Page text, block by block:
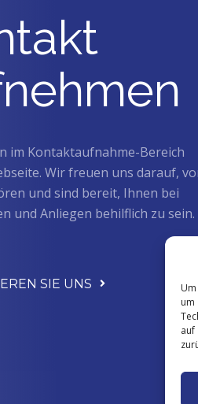
um
auf
im Kontaktaufnahme-Bereich
Wir freuen uns darauf,
und sind bereit, Ihnen bei
und Anliegen behilflich zu sein.
SIE UNS